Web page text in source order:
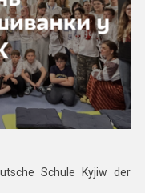
Schule Kyjiw der